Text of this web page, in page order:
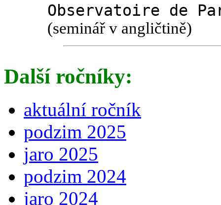
Observatoire de
(seminář v angličtině)
Další ročníky:
aktuální ročník
podzim 2025
jaro 2025
podzim 2024
jaro 2024